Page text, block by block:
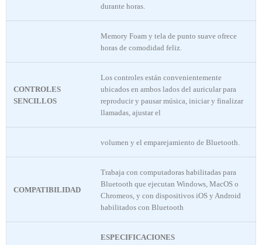
durante horas.
Memory Foam y tela de punto suave ofrece
horas de comodidad feliz.
CONTROLES
SENCILLOS
Los controles están convenientemente
ubicados en ambos lados del auricular para
reproducir y pausar música, iniciar y finalizar
llamadas, ajustar el
volumen y el emparejamiento de Bluetooth.
COMPATIBILIDAD
Trabaja con computadoras habilitadas para
Bluetooth que ejecutan Windows, MacOS o
Chromeos, y con dispositivos iOS y Android
habilitados con Bluetooth
ESPECIFICACIONES